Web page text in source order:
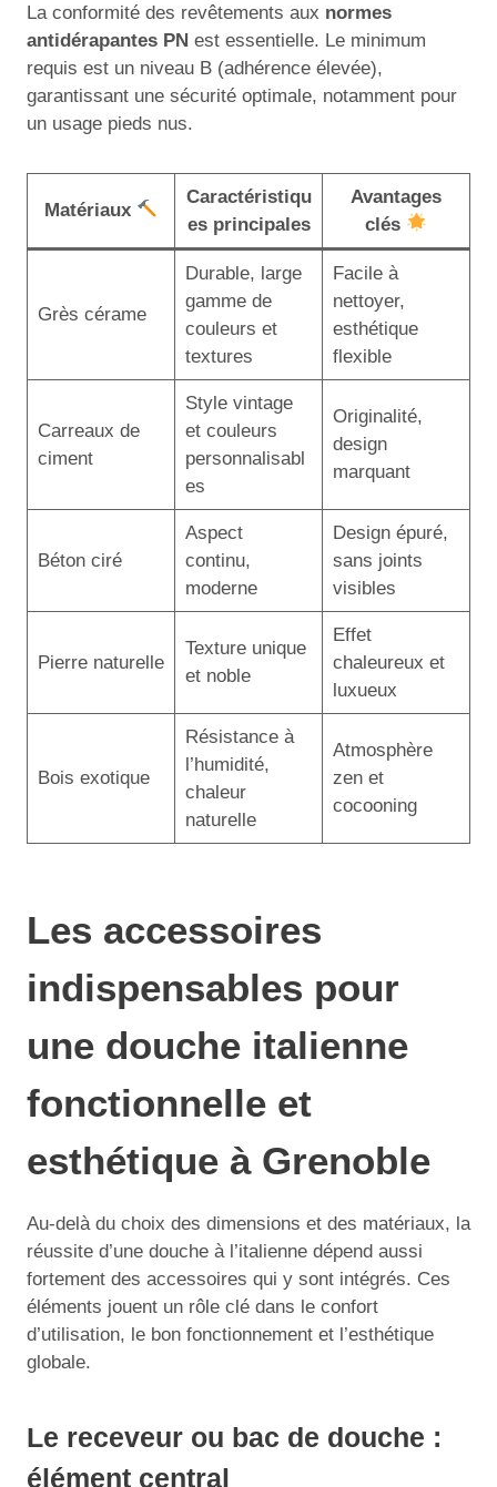
La conformité des revêtements aux normes
antidérapantes PN est essentielle. Le minimum
requis est un niveau B (adhérence élevée),
garantissant une sécurité optimale, notamment pour
un usage pieds nus.
Matériaux
Caractéristiqu
es principales
Avantages
clés
Grès cérame
Durable, large
gamme de
couleurs et
textures
Facile à
nettoyer,
esthétique
flexible
Carreaux de
ciment
Style vintage
et couleurs
personnalisabl
es
Originalité,
design
marquant
Béton ciré
Aspect
continu,
moderne
Design épuré,
sans joints
visibles
Pierre naturelle
Texture unique
et noble
Effet
chaleureux et
luxueux
Bois exotique
Résistance à
l’humidité,
chaleur
naturelle
Atmosphère
zen et
cocooning
Les accessoires
indispensables pour
une douche italienne
fonctionnelle et
esthétique à Grenoble
Au-delà du choix des dimensions et des matériaux, la
réussite d’une douche à l’italienne dépend aussi
fortement des accessoires qui y sont intégrés. Ces
éléments jouent un rôle clé dans le confort
d’utilisation, le bon fonctionnement et l’esthétique
globale.
Le receveur ou bac de douche :
élément central